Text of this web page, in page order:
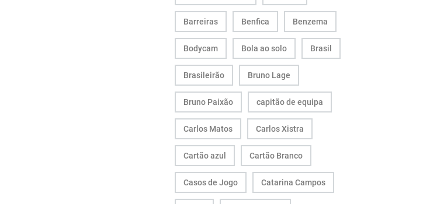
Barreiras Benfica Benzema
Bodycam Bola ao solo Brasil
Brasileirão Bruno Lage
Bruno Paixão capitão de equipa
Carlos Matos Carlos Xistra
Cartão azul Cartão Branco
Casos de Jogo Catarina Campos